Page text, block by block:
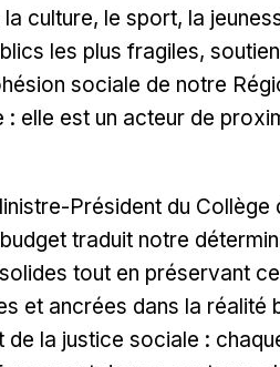
culture, le sport, la
les plus fragiles,
sociale de notre
: elle est un acteur de
Président du Collège
traduit notre
tout en préservant
et ancrées dans la
de la justice sociale :